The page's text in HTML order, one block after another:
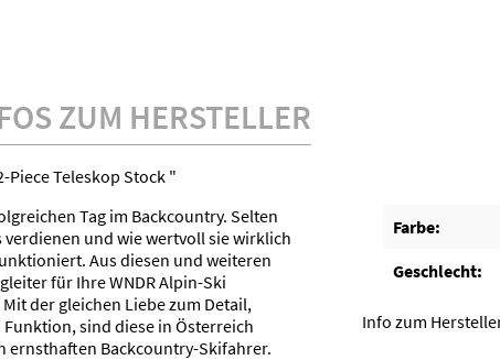
ZUM HERSTELLER
Teleskop Stock "
Tag im Backcountry. Selten
und wie wertvoll sie wirklich
Aus diesen und weiteren
für Ihre WNDR Alpin-Ski
der gleichen Liebe zum Detail,
sind diese in Österreich
ernsthaften Backcountry-Skifahrer.
Farbe:
Geschlecht:
Info zum